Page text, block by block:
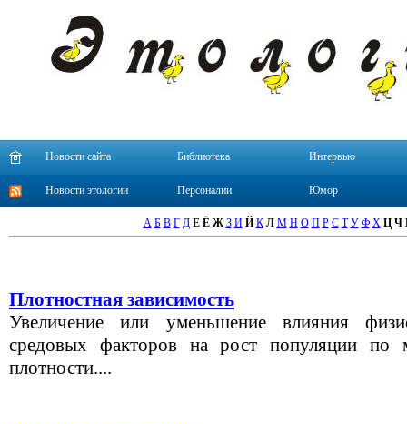
Новости сайта Библиотека Интервью
Новости этологии Персоналии Юмор
А Б В Г Д Е Ё Ж З И Й К Л М Н О П Р С Т У Ф Х Ц Ч
Плотностная зависимость
Увеличение или уменьшение влияния
средовых факторов на рост популяции по
плотности....